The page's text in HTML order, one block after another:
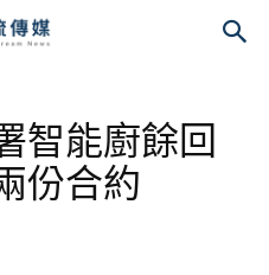
智能廚餘回
份合約